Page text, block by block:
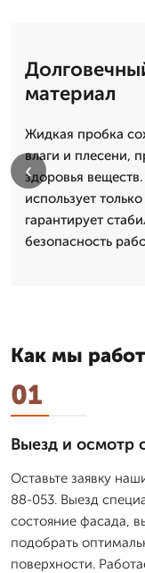
материал
Жидкая пробка
влаги и плесени,
здоровья
использует
гарантирует
безопасность
‹
Как мы
01
Выезд и осмотр
Оставьте заявку
88-053. Выезд
состояние фасада,
подобрать
поверхности.